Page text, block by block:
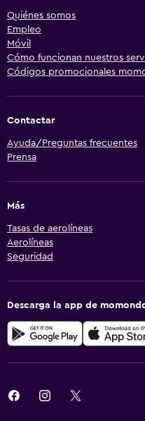
Quiénes somos
Empleo
Móvil
Cómo funcionan nuestros
Códigos promocionales
Contactar
Ayuda/Preguntas frecuentes
Prensa
Más
Tasas de aerolíneas
Aerolíneas
Seguridad
Descarga la app de